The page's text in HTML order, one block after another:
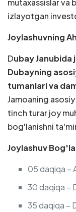
mutaxassislar va
izlayotgan
Joylashuvning
Dubay Janubida
Dubayning
tumanlari va
Jamoaning
tinch turar joy
bog'lanishni
Joylashuv
05 daqiqa –
30 daqiqa –
35 daqiqa –